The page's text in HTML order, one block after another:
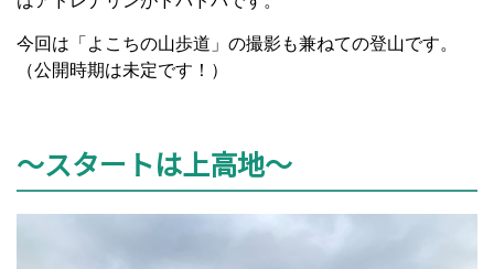
今回は「よこちの山歩道」の撮影も兼ねての登山です。
（公開時期は未定です！）
～スタートは上高地～